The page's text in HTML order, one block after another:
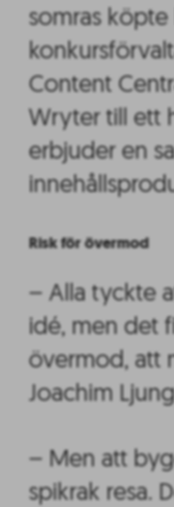
somras köpte
Content
Wryter till ett
erbjuder en
Risk för övermod
– Alla tyckte
idé, men det
övermod, att
Joachim
– Men att
spikrak resa.